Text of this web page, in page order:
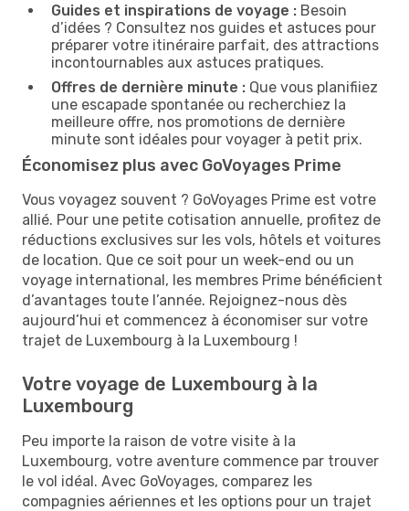
Guides et inspirations de voyage : Besoin
d’idées ? Consultez nos guides et astuces pour
préparer votre itinéraire parfait, des attractions
incontournables aux astuces pratiques.
Offres de dernière minute : Que vous planifiiez
une escapade spontanée ou recherchiez la
meilleure offre, nos promotions de dernière
minute sont idéales pour voyager à petit prix.
Économisez plus avec GoVoyages Prime
Vous voyagez souvent ? GoVoyages Prime est votre
allié. Pour une petite cotisation annuelle, profitez de
réductions exclusives sur les vols, hôtels et voitures
de location. Que ce soit pour un week-end ou un
voyage international, les membres Prime bénéficient
d’avantages toute l’année. Rejoignez-nous dès
aujourd’hui et commencez à économiser sur votre
trajet de Luxembourg à la Luxembourg !
Votre voyage de Luxembourg à la
Luxembourg
Peu importe la raison de votre visite à la
Luxembourg, votre aventure commence par trouver
le vol idéal. Avec GoVoyages, comparez les
compagnies aériennes et les options pour un trajet